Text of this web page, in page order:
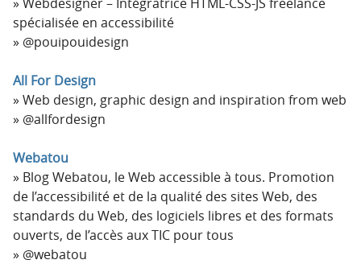
spécialisée en accessibilité
@pouipouidesign
All For Design
Web design, graphic design and inspiration from web
@allfordesign
Webatou
Blog Webatou, le Web accessible à tous. Promotion
de l’accessibilité et de la qualité des sites Web, des
standards du Web, des logiciels libres et des formats
ouverts, de l’accès aux TIC pour tous
@webatou